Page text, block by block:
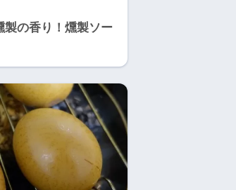
製の香り！燻製ソー